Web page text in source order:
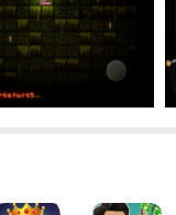
不同的跑酷和享
会死。